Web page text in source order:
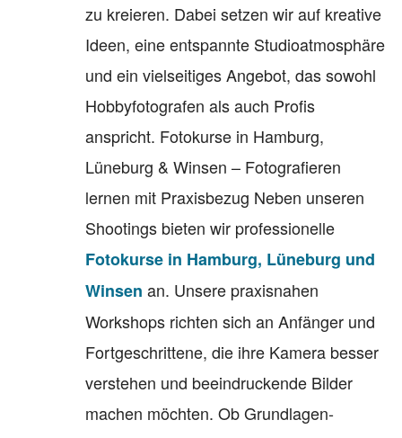
zu kreieren. Dabei setzen wir auf kreative
Ideen, eine entspannte Studioatmosphäre
und ein vielseitiges Angebot, das sowohl
Hobbyfotografen als auch Profis
anspricht. Fotokurse in Hamburg,
Lüneburg & Winsen – Fotografieren
lernen mit Praxisbezug Neben unseren
Shootings bieten wir professionelle
Fotokurse in Hamburg, Lüneburg und
Winsen an. Unsere praxisnahen
Workshops richten sich an Anfänger und
Fortgeschrittene, die ihre Kamera besser
verstehen und beeindruckende Bilder
machen möchten. Ob Grundlagen-